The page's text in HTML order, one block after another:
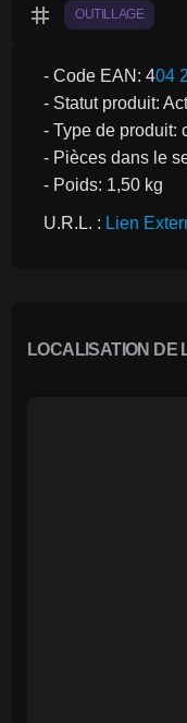
tag OUTILLAGE
- Code EAN: 404
- Statut produit:
- Type de produit:
- Pièces dans le
- Poids: 1,50 kg
U.R.L. : Lien
LOCALISATION DE